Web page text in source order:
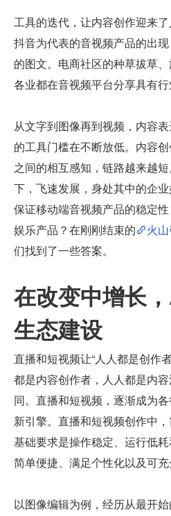
工具的迭代，让内容创作迎来
抖音为代表的音视频产品的出
的图文。电商社区的种草拔草
各业都在音视频平台分享具有行
从文字到图像再到视频，内容
的工具门槛在不断放低。内容
之间的相互感知，链路越来越
下，飞速发展，身处其中的企
保证移动端音视频产品的稳定
娱乐产品？在刚刚结束的
火
们找到了一些答案。
在改变中增长
生态建设
直播和短视频让“人人都是创作
都是内容创作者，人人都是内
同。直播和短视频，逐渐成为
新引擎。直播和短视频创作中
基础要求是操作稳定、运行低
简单便捷、满足个性化以及可充
以图像编辑为例，经历从最开